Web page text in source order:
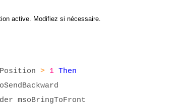
active. Modifiez si nécessaire.
> 1 Then
msoBringToFront